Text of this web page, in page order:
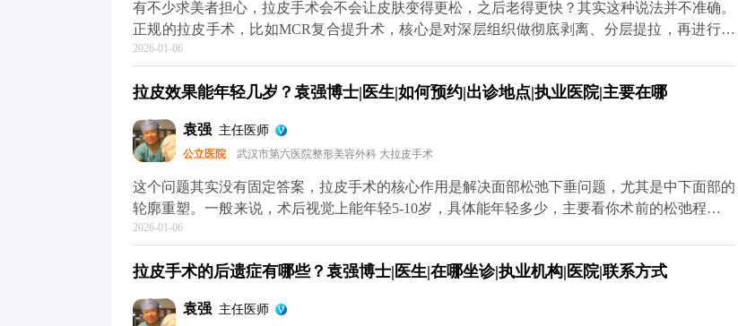
术的问题，可以去官方媒体平台（公众号、百家号、小红薯）预约面诊，详细了解。
有不少求美者担心，拉皮手术会不会让皮肤变得更松，之后老得更快？其实这种说法并不准确。
正规的拉皮手术，比如MCR复合提升术，核心是对深层组织做彻底剥离、分层提拉，再进行复
位固定，最后去掉多余的松弛皮肤。整个过程是让组织在稳定的位置上重新贴合，效果很扎实，
是“假拉皮”——只单纯拉紧表面皮肤，不处理深层组织。这种手术的效果本身就不持久，很快就
键”，甚至能轻微“倒回”一小段。术后你的组织会在更年轻的位置上，按照自然的衰老速度慢慢
变化，也就是说，之后你会一直比同龄人看起来更紧致、更年轻。 当然了，拉皮也不是一劳永
逸的。术后还是要注意日常保养，比如做好皮肤护理、控制夸张表情、保持健康作息。毕竟手术
主要解决的是“下垂”问题，而皱纹、肤质这些细节，还需要靠日常维护来配合。 想知道更多关
于MCR复合提升术的问题，可以去官方媒体平台（公众号、百家号、小红薯）预约面诊，详细
了解。
2026-01-06
拉皮效果能年轻几岁？袁强博士|医生|如何预约|出诊地点|执业医院|主要在哪
袁强 主任医师
公立医院 武汉市第六医院整形美容外科 大拉皮手术
这个问题其实没有固定答案，拉皮手术的核心作用是解决面部松弛下垂问题，尤其是中下面部的
轮廓重塑。一般来说，术后视觉上能年轻5-10岁，具体能年轻多少，主要看你术前的松弛程度、
皮肤质地，还有手术方案的精准设计。 举个例子，之前有位50岁的求美者，她皮肤弹性还不
致，看起来就像40出头，效果很直观。但大家要清楚，拉皮不是“换脸”，它不会改变你的五官基
置，从而实现视觉上的“减龄”。如果术后能做好保养，比如坚持防晒、保湿，配合适度的抗衰护
2026-01-06
拉皮手术的后遗症有哪些？袁强博士|医生|在哪坐诊|执业机构|医院|联系方式
袁强 主任医师